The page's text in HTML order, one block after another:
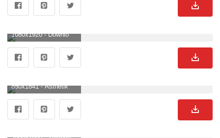
1080x1920 - Downloaden Spüredie Kraft Des Ästhetischen 'könig Der Löwen'. Wallpaper. Löwen Hintergrundbild.
850x1841 - Ästhetik Des Königs Der Löwen Wallpaper KOSTENLOS. Löwen Bild.